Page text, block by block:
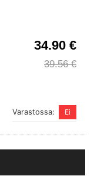
34.90 €
39.56 €
Varastossa: